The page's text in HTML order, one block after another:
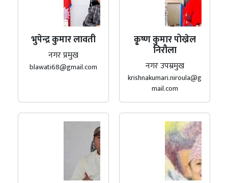
भुपेन्द्र कुमार लावती
नगर प्रमुख
blawati68@gmail.com
कृ्ष्ण कुमार पोख्रेल
निरौला
नगर उपम्रमुख
krishnakumari.niroula@g
mail.com